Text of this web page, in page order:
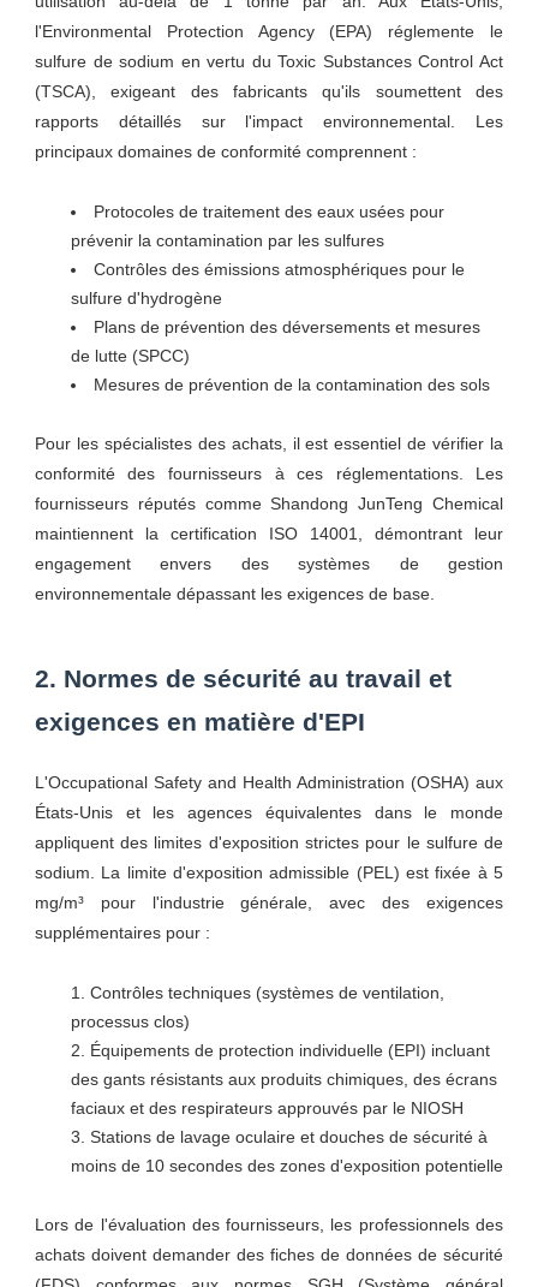
l'Environmental Protection Agency (EPA) réglemente le
sulfure de sodium en vertu du Toxic Substances Control Act
(TSCA), exigeant des fabricants qu'ils soumettent des
rapports détaillés sur l'impact environnemental. Les
principaux domaines de conformité comprennent :
Protocoles de traitement des eaux usées pour
prévenir la contamination par les sulfures
Contrôles des émissions atmosphériques pour le
sulfure d'hydrogène
Plans de prévention des déversements et mesures
de lutte (SPCC)
Mesures de prévention de la contamination des sols
Pour les spécialistes des achats, il est essentiel de vérifier la
conformité des fournisseurs à ces réglementations. Les
fournisseurs réputés comme Shandong JunTeng Chemical
maintiennent la certification ISO 14001, démontrant leur
engagement envers des systèmes de gestion
environnementale dépassant les exigences de base.
2. Normes de sécurité au travail et
exigences en matière d'EPI
L'Occupational Safety and Health Administration (OSHA) aux
États-Unis et les agences équivalentes dans le monde
appliquent des limites d'exposition strictes pour le sulfure de
sodium. La limite d'exposition admissible (PEL) est fixée à 5
mg/m³ pour l'industrie générale, avec des exigences
supplémentaires pour :
Contrôles techniques (systèmes de ventilation,
processus clos)
Équipements de protection individuelle (EPI) incluant
des gants résistants aux produits chimiques, des écrans
faciaux et des respirateurs approuvés par le NIOSH
Stations de lavage oculaire et douches de sécurité à
moins de 10 secondes des zones d'exposition potentielle
Lors de l'évaluation des fournisseurs, les professionnels des
achats doivent demander des fiches de données de sécurité